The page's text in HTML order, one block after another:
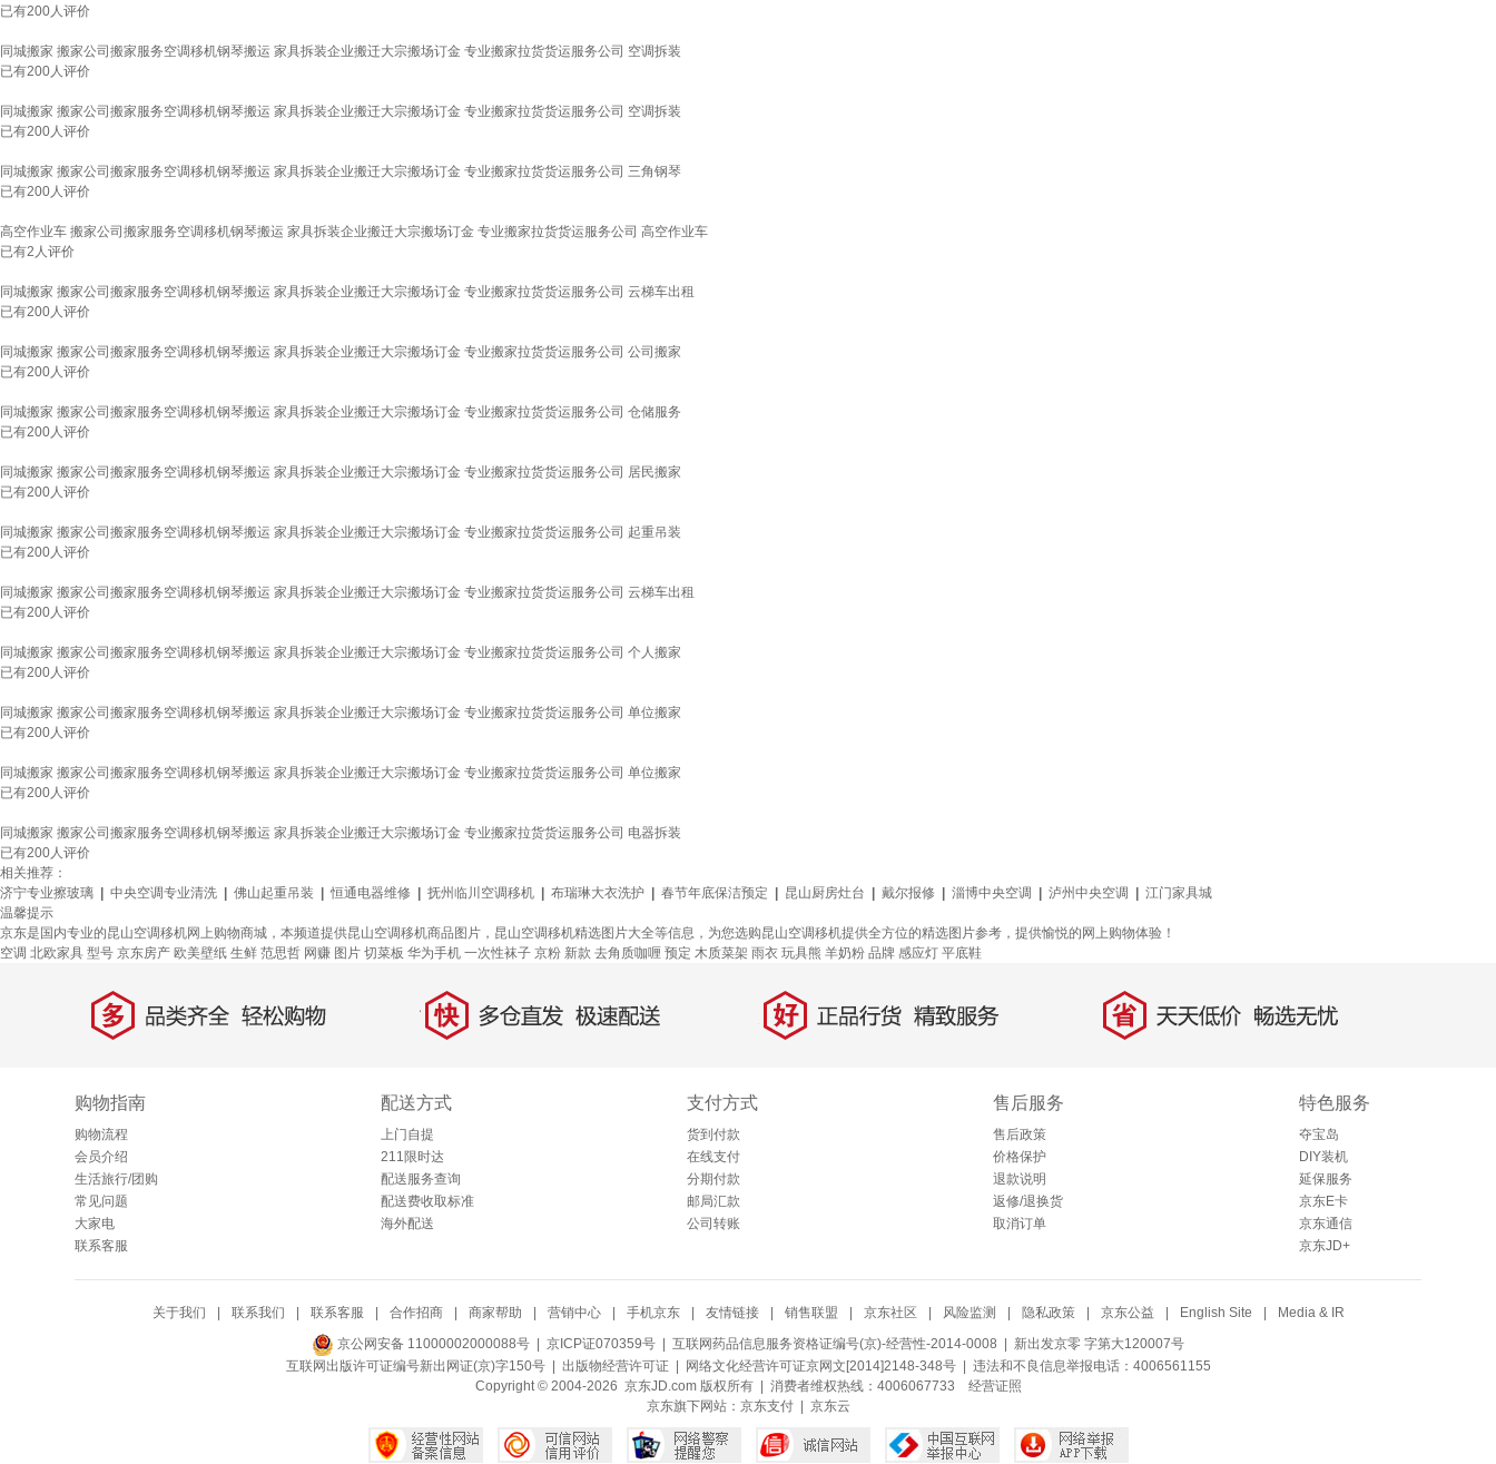
已有200人评价
同城搬家 搬家公司搬家服务空调移机钢琴搬运 家具拆装企业搬迁大宗搬场订金 专业搬家拉货货运服务公司 空调拆装
已有200人评价
同城搬家 搬家公司搬家服务空调移机钢琴搬运 家具拆装企业搬迁大宗搬场订金 专业搬家拉货货运服务公司 空调拆装
已有200人评价
同城搬家 搬家公司搬家服务空调移机钢琴搬运 家具拆装企业搬迁大宗搬场订金 专业搬家拉货货运服务公司 三角钢琴
已有200人评价
高空作业车 搬家公司搬家服务空调移机钢琴搬运 家具拆装企业搬迁大宗搬场订金 专业搬家拉货货运服务公司 高空作业车
已有2 人评价
同城搬家 搬家公司搬家服务空调移机钢琴搬运 家具拆装企业搬迁大宗搬场订金 专业搬家拉货货运服务公司 云梯车出租
已有200人评价
同城搬家 搬家公司搬家服务空调移机钢琴搬运 家具拆装企业搬迁大宗搬场订金 专业搬家拉货货运服务公司 公司搬家
已有200人评价
同城搬家 搬家公司搬家服务空调移机钢琴搬运 家具拆装企业搬迁大宗搬场订金 专业搬家拉货货运服务公司 仓储服务
已有200人评价
同城搬家 搬家公司搬家服务空调移机钢琴搬运 家具拆装企业搬迁大宗搬场订金 专业搬家拉货货运服务公司 居民搬家
已有200人评价
同城搬家 搬家公司搬家服务空调移机钢琴搬运 家具拆装企业搬迁大宗搬场订金 专业搬家拉货货运服务公司 起重吊装
已有200人评价
同城搬家 搬家公司搬家服务空调移机钢琴搬运 家具拆装企业搬迁大宗搬场订金 专业搬家拉货货运服务公司 云梯车出租
已有200人评价
同城搬家 搬家公司搬家服务空调移机钢琴搬运 家具拆装企业搬迁大宗搬场订金 专业搬家拉货货运服务公司 个人搬家
已有200人评价
同城搬家 搬家公司搬家服务空调移机钢琴搬运 家具拆装企业搬迁大宗搬场订金 专业搬家拉货货运服务公司 单位搬家
已有200人评价
同城搬家 搬家公司搬家服务空调移机钢琴搬运 家具拆装企业搬迁大宗搬场订金 专业搬家拉货货运服务公司 单位搬家
已有200人评价
同城搬家 搬家公司搬家服务空调移机钢琴搬运 家具拆装企业搬迁大宗搬场订金 专业搬家拉货货运服务公司 电器拆装
已有200人评价
相关推荐：
济宁专业擦玻璃
中央空调专业清洗 佛山起重吊装 恒通电器维修 抚州临川空调移机 布瑞琳大衣洗护 春节年底保洁预定 昆山厨房灶台 戴尔报修 淄博中央空调 泸州中央空调
江门家具城
温馨提示
京东是国内专业的昆山空调移机网上购物商城，本频道提供昆山空调移机商品图片，昆山空调移机精选图片大全等信息，为您选购昆山空调移机提供全方位的精选图片参考，提供愉悦的网上购物体验！
空调 北欧家具 型号 京东房产 欧美壁纸 生鲜 范思哲 网赚 图片 切菜板 华为手机 一次性袜子 京粉 新款 去角质咖喱 预定 木质菜架 雨衣 玩具熊 羊奶粉 品牌 感应灯 平底鞋
多 品类齐全，轻松购物 快 多仓直发，极速配送 好 正品行货，精致服务 省 天天低价，畅选无忧
购物指南
购物流程
会员介绍
生活旅行/团购
常见问题
大家电
联系客服
配送方式
上门自提
211限时达
配送服务查询
配送费收取标准
海外配送
支付方式
货到付款
在线支付
分期付款
邮局汇款
公司转账
售后服务
售后政策
价格保护
退款说明
返修/退换货
取消订单
特色服务
夺宝岛
DIY装机
延保服务
京东E卡
京东通信
京东JD+
关于我们 联系我们 联系客服 合作招商 商家帮助 营销中心 手机京东 友情链接 销售联盟 京东社区 风险监测 隐私政策 京东公益 English Site Media & IR
京公网安备 11000002000088号 | 京ICP证070359号 | 互联网药品信息服务资格证编号(京)-经营性-2014-0008 | 新出发京零 字第大120007号
互联网出版许可证编号新出网证(京)字150号 | 出版物经营许可证| 网络文化经营许可证京网文[2014]2148-348号| 违法和不良信息举报电话：4006561155
Copyright © 2004-2026 京东JD.com 版权所有 | 消费者维权热线：4006067733 经营证照
京东旗下网站： 京东支付| 京东云